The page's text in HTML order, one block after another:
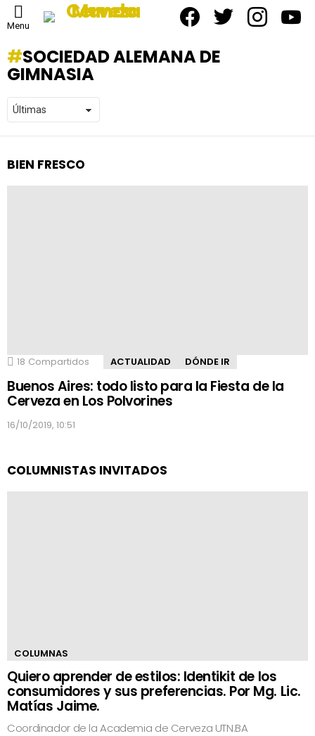
Menu
SOCIEDAD ALEMANA DE
GIMNASIA
BIEN FRESCO
18 Compartidos ACTUALIDAD DÓNDE IR
Buenos Aires: todo listo para la Fiesta de la
Cerveza en Los Polvorines
16/10/2019, 10:51
COLUMNISTAS INVITADOS
COLUMNAS
Quiero aprender de estilos: Identikit de los
consumidores y sus preferencias. Por Mg. Lic.
Matías Jaime.
Coordinador de la Academia de Cerveza UTN.BA